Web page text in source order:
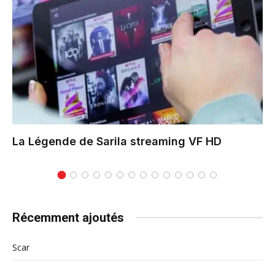
La Légende de Sarila streaming VF HD
Récemment ajoutés
Scar